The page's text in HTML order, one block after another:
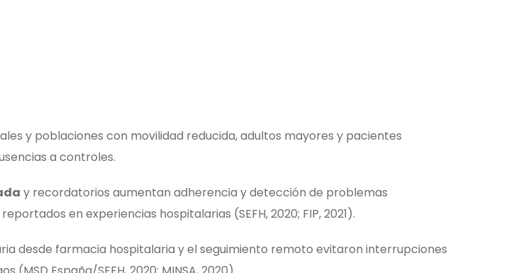
y poblaciones con movilidad reducida, adultos mayores y pacientes
a controles.
y recordatorios aumentan adherencia y detección de problemas
en experiencias hospitalarias (SEFH, 2020; FIP, 2021).
desde farmacia hospitalaria y el seguimiento remoto evitaron interrupciones